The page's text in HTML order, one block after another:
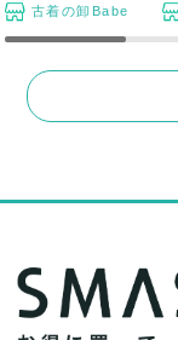
古着の卸Babe